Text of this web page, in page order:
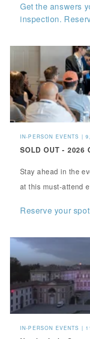
Get the answers
inspection.
IN-PERSON EVENTS |
SOLD OUT -
Stay ahead in the
at this must-attend
Reserve your
IN-PERSON EVENTS |